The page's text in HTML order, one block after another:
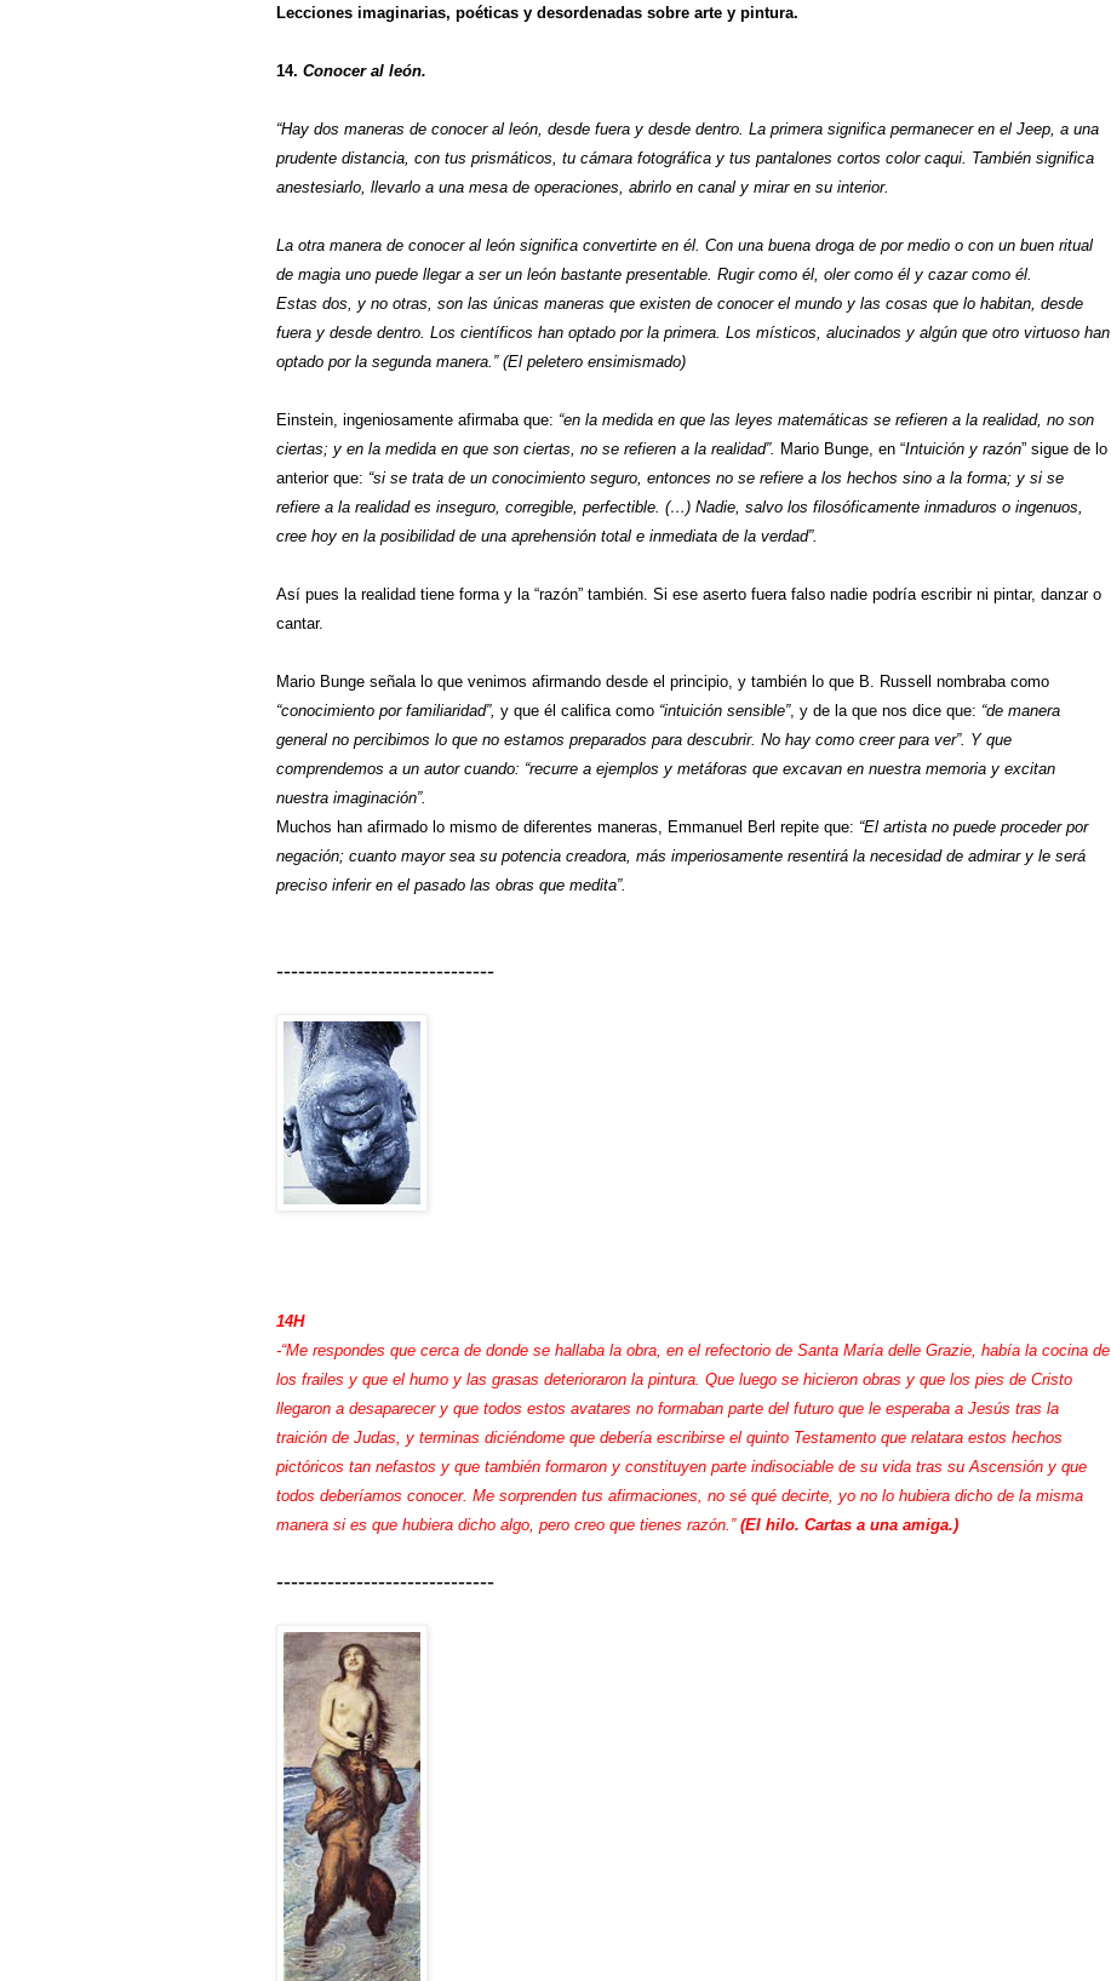
Lecciones imaginarias, poéticas y desordenadas sobre arte y pintura.
14. Conocer al león.
“Hay dos maneras de conocer al león, desde fuera y desde dentro. La primera significa permanecer en el Jeep, a una
prudente distancia, con tus prismáticos, tu cámara fotográfica y tus pantalones cortos color caqui. También significa
anestesiarlo, llevarlo a una mesa de operaciones, abrirlo en canal y mirar en su interior.
La otra manera de conocer al león significa convertirte en él. Con una buena droga de por medio o con un buen ritual
de magia uno puede llegar a ser un león bastante presentable. Rugir como él, oler como él y cazar como él.
Estas dos, y no otras, son las únicas maneras que existen de conocer el mundo y las cosas que lo habitan, desde
fuera y desde dentro. Los científicos han optado por la primera. Los místicos, alucinados y algún que otro virtuoso han
optado por la segunda manera.” (El peletero ensimismado)
Einstein, ingeniosamente afirmaba que: “en la medida en que las leyes matemáticas se refieren a la realidad, no son
ciertas; y en la medida en que son ciertas, no se refieren a la realidad”. Mario Bunge, en “Intuición y razón” sigue de lo
anterior que: “si se trata de un conocimiento seguro, entonces no se refiere a los hechos sino a la forma; y si se
refiere a la realidad es inseguro, corregible, perfectible. (…) Nadie, salvo los filosóficamente inmaduros o ingenuos,
cree hoy en la posibilidad de una aprehensión total e inmediata de la verdad”.
Así pues la realidad tiene forma y la “razón” también. Si ese aserto fuera falso nadie podría escribir ni pintar, danzar o
cantar.
Mario Bunge señala lo que venimos afirmando desde el principio, y también lo que B. Russell nombraba como
“conocimiento por familiaridad”, y que él califica como “intuición sensible”, y de la que nos dice que: “de manera
general no percibimos lo que no estamos preparados para descubrir. No hay como creer para ver”. Y que
comprendemos a un autor cuando: “recurre a ejemplos y metáforas que excavan en nuestra memoria y excitan
nuestra imaginación”.
Muchos han afirmado lo mismo de diferentes maneras, Emmanuel Berl repite que: “El artista no puede proceder por
negación; cuanto mayor sea su potencia creadora, más imperiosamente resentirá la necesidad de admirar y le será
preciso inferir en el pasado las obras que medita”.
------------------------------
14H
-“Me respondes que cerca de donde se hallaba la obra, en el refectorio de Santa María delle Grazie, había la cocina de
los frailes y que el humo y las grasas deterioraron la pintura. Que luego se hicieron obras y que los pies de Cristo
llegaron a desaparecer y que todos estos avatares no formaban parte del futuro que le esperaba a Jesús tras la
traición de Judas, y terminas diciéndome que debería escribirse el quinto Testamento que relatara estos hechos
pictóricos tan nefastos y que también formaron y constituyen parte indisociable de su vida tras su Ascensión y que
todos deberíamos conocer. Me sorprenden tus afirmaciones, no sé qué decirte, yo no lo hubiera dicho de la misma
manera si es que hubiera dicho algo, pero creo que tienes razón.” (El hilo. Cartas a una amiga.)
------------------------------